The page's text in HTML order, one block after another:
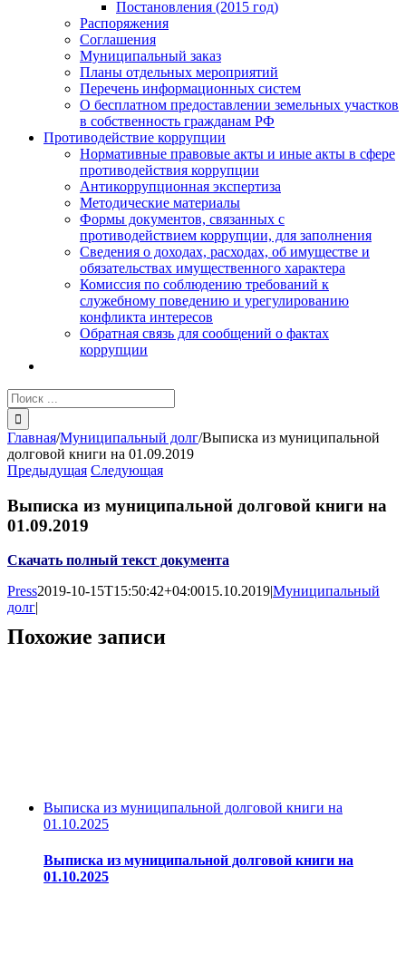
Постановления (2015 год)
Распоряжения
Соглашения
Муниципальный заказ
Планы отдельных мероприятий
Перечень информационных систем
О бесплатном предоставлении земельных участков
в собственность гражданам РФ
Противодействие коррупции
Нормативные правовые акты и иные акты в сфере
противодействия коррупции
Антикоррупционная экспертиза
Методические материалы
Формы документов, связанных с
противодействием коррупции, для заполнения
Сведения о доходах, расходах, об имуществе и
обязательствах имущественного характера
Комиссия по соблюдению требований к
служебному поведению и урегулированию
конфликта интересов
Обратная связь для сообщений о фактах
коррупции
Результат
поиска:
Главная/Муниципальный долг/Выписка из муниципальной
долговой книги на 01.09.2019
Предыдущая Следующая
Выписка из муниципальной долговой книги на
01.09.2019
Скачать полный текст документа
Press2019-10-15T15:50:42+04:0015.10.2019|Муниципальный
долг|
Похожие записи
Выписка из муниципальной долговой книги на
01.10.2025
Выписка из муниципальной долговой книги на
01.10.2025